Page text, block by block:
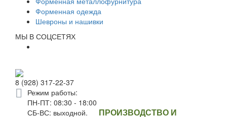
Форменная одежда
Шевроны и нашивки
МЫ В СОЦСЕТЯХ
8 (928) 317-22-37
Режим работы:
ПН-ПТ: 08:30 - 18:00
СБ-ВС: выходной.
ПРОИЗВОДСТВО И